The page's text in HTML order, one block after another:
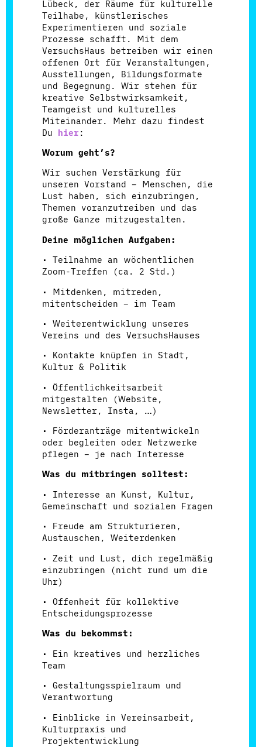
Lübeck, der Räume für kulturelle
Teilhabe, künstlerisches
Experimentieren und soziale
Prozesse schafft. Mit dem
VersuchsHaus betreiben wir einen
offenen Ort für Veranstaltungen,
Ausstellungen, Bildungsformate
und Begegnung. Wir stehen für
kreative Selbstwirksamkeit,
Teamgeist und kulturelles
Miteinander. Mehr dazu findest
Du hier :
Worum geht’s?
Wir suchen Verstärkung für
unseren Vorstand – Menschen, die
Lust haben, sich einzubringen,
Themen voranzutreiben und das
große Ganze mitzugestalten.
Deine möglichen Aufgaben:
• Teilnahme an wöchentlichen
Zoom-Treffen (ca. 2 Std.)
• Mitdenken, mitreden,
mitentscheiden – im Team
• Weiterentwicklung unseres
Vereins und des VersuchsHauses
• Kontakte knüpfen in Stadt,
Kultur & Politik
• Öffentlichkeitsarbeit
mitgestalten (Website,
Newsletter, Insta, …)
• Förderanträge mitentwickeln
oder begleiten oder Netzwerke
pflegen – je nach Interesse
Was du mitbringen solltest:
• Interesse an Kunst, Kultur,
Gemeinschaft und sozialen Fragen
• Freude am Strukturieren,
Austauschen, Weiterdenken
• Zeit und Lust, dich regelmäßig
einzubringen (nicht rund um die
Uhr)
• Offenheit für kollektive
Entscheidungsprozesse
Was du bekommst:
• Ein kreatives und herzliches
Team
• Gestaltungsspielraum und
Verantwortung
• Einblicke in Vereinsarbeit,
Kulturpraxis und
Projektentwicklung